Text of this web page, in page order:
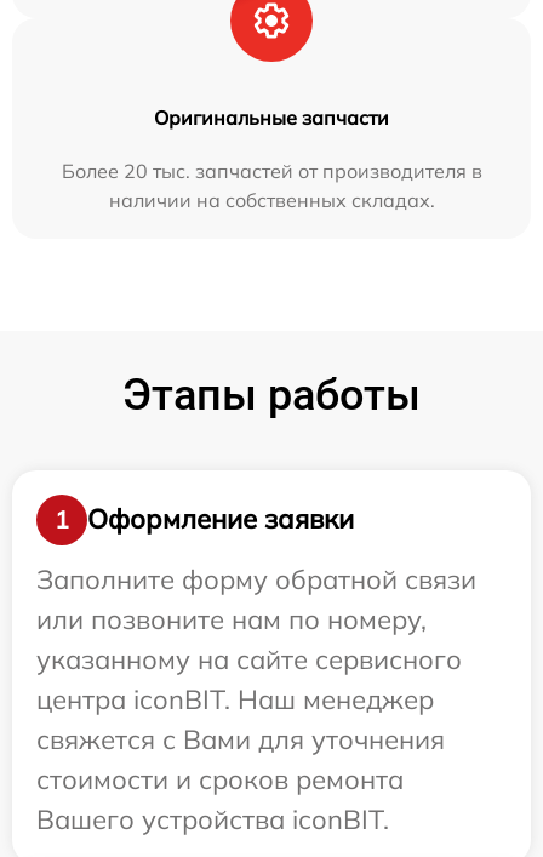
Оригинальные запчасти
Более 20 тыс. запчастей от производителя в
наличии на собственных складах.
Этапы работы
1
Оформление заявки
Заполните форму обратной связи
или позвоните нам по номеру,
указанному на сайте сервисного
центра iconBIT. Наш менеджер
свяжется с Вами для уточнения
стоимости и сроков ремонта
Вашего устройства iconBIT.